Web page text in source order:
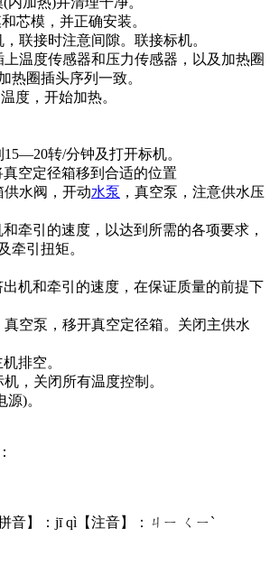
芯模，并正确安装。
联接时注意间隙。联接标机。
温度传感器和压力传感器，以及加热圈
热圈插头序列一致。
度，开始加热。
转/分钟及打开标机。
空定径箱移到合适的位置
供水阀，开动水泵 ，真空泵，注意供水压
牵引的速度，以达到所需的各项要求，
牵引扭矩。
机和牵引的速度，在保证质量的前提下
空泵，移开真空定径箱。关闭主供水
排空。
，关闭所有温度控制。
)。
音】：jī qì【注音】：ㄐㄧ ㄑㄧˋ